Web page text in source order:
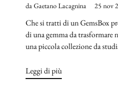
da Gaetano Lacagnina 25 nov
Che si tratti di un GemsBox
di una gemma da
una piccola collezione da
Leggi di più